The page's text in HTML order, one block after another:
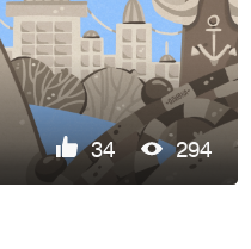
34 294